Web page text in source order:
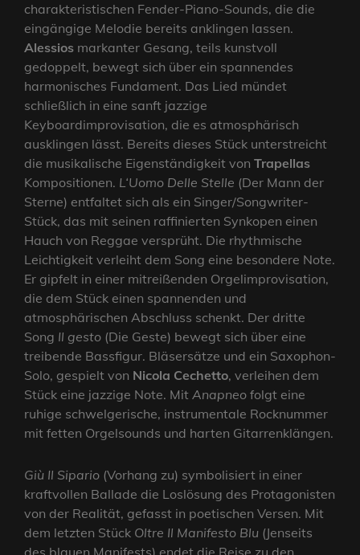
charakteristischen Fender-Piano-Sounds, die die
eingängige Melodie bereits anklingen lassen.
Alessios markanter Gesang, teils kunstvoll
gedoppelt, bewegt sich über ein spannendes
harmonisches Fundament. Das Lied mündet
schließlich in eine sanft jazzige
Keyboardimprovisation, die es atmosphärisch
ausklingen lässt. Bereits dieses Stück unterstreicht
die musikalische Eigenständigkeit von Trapellas
Kompositionen. L‘Uomo Delle Stelle (Der Mann der
Sterne) entfaltet sich als ein Singer/Songwriter-
Stück, das mit seinen raffinierten Synkopen einen
Hauch von Reggae versprüht. Die rhythmische
Leichtigkeit verleiht dem Song eine besondere Note.
Er gipfelt in einer mitreißenden Orgelimprovisation,
die dem Stück einen spannenden und
atmosphärischen Abschluss schenkt. Der dritte
Song Il gesto (Die Geste) bewegt sich über eine
treibende Bassfigur. Bläsersätze und ein Saxophon-
Solo, gespielt von Nicola Cechetto, verleihen dem
Stück eine jazzige Note. Mit Anapneo folgt eine
ruhige schwelgerische, instrumentale Rocknummer
mit fetten Orgelsounds und harten Gitarrenklängen.
Giù Il Sipario (Vorhang zu) symbolisiert in einer
kraftvollen Ballade die Loslösung des Protagonisten
von der Realität, gefasst in poetischen Versen. Mit
dem letzten Stück Oltre Il Manifesto Blu (Jenseits